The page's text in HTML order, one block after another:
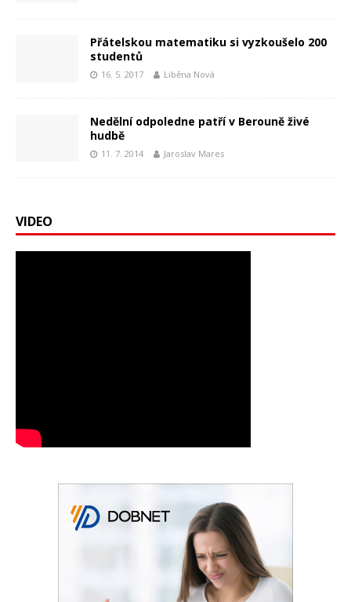
Přátelskou matematiku si vyzkoušelo 200
studentů
16. 5. 2017 Liběna Nová
Nedělní odpoledne patří v Berouně živé
hudbě
11. 7. 2014 Jaroslav Mares
VIDEO